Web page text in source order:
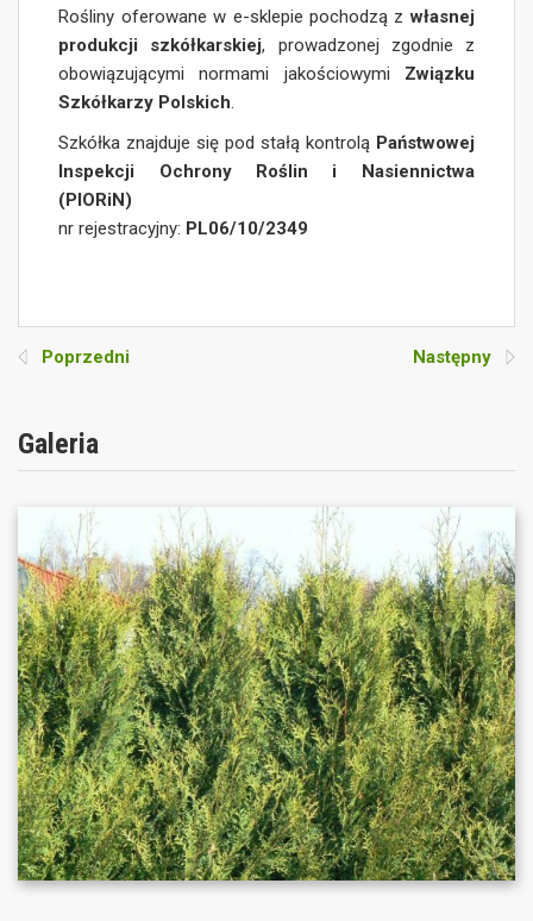
Rośliny oferowane w e-sklepie pochodzą zwłasnej
produkcji szkółkarskiej, prowadzonej zgodnie z
obowiązującymi normami jakościowymi Związku
Szkółkarzy Polskich.
Szkółka znajduje się pod stałą kontrolą Państwowej
Inspekcji Ochrony Roślin i Nasiennictwa
(PIORiN)
nr rejestracyjny: PL06/10/2349
Poprzedni Następny
Galeria